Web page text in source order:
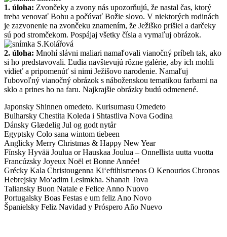
1. úloha: Zvončeky a zvony nás upozorňujú, že nastal čas, ktorý
treba venovať Bohu a počúvať Božie slovo. V niektorých rodinách
je zazvonenie na zvončeku znamením, že Ježiško prišiel a darčeky
sú pod stromčekom. Pospájaj všetky čísla a vymaľuj obrázok.
2. úloha: Mnohí slávni maliari namaľovali vianočný príbeh tak, ako
si ho predstavovali. Ľudia navštevujú rôzne galérie, aby ich mohli
vidieť a pripomenúť si nimi Ježišovo narodenie. Namaľuj
ľubovoľný vianočný obrázok s náboženskou tematikou farbami na
sklo a prines ho na faru. Najkrajšie obrázky budú odmenené.
Japonsky Shinnen omedeto. Kurisumasu Omedeto
Bulharsky Chestita Koleda i Shtastliva Nova Godina
Dánsky Glædelig Jul og godt nytår
Egyptsky Colo sana wintom tiebeen
Anglicky Merry Christmas & Happy New Year
Fínsky Hyvää Joulua or Hauskaa Joulua – Onnellista uutta vuotta
Francúzsky Joyeux Noël et Bonne Année!
Grécky Kala Christougenna Ki‘eftihismenos O Kenourios Chronos
Hebrejsky Mo‘adim Lesimkha. Shanah Tova
Taliansky Buon Natale e Felice Anno Nuovo
Portugalsky Boas Festas e um feliz Ano Novo
Španielsky Feliz Navidad y Próspero Año Nuevo